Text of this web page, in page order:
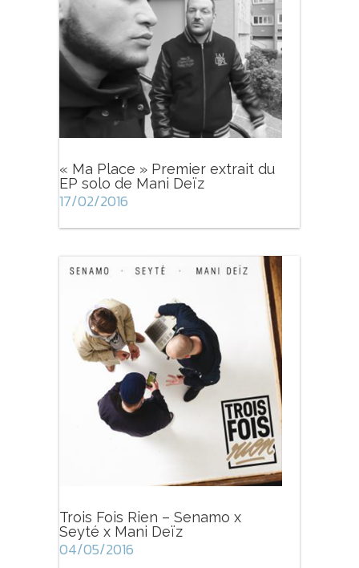
« Ma Place » Premier extrait du
EP solo de Mani Deïz
17/02/2016
Trois Fois Rien – Senamo x
Seyté x Mani Deïz
04/05/2016